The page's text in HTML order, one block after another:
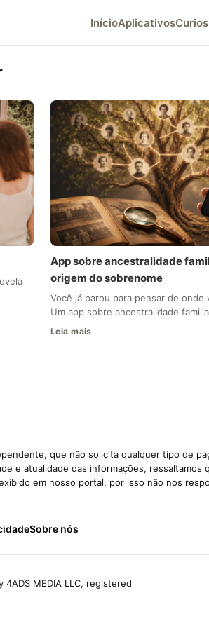
InícioAplicativos
App sobre ancestralidade
origem do sobrenome
Você já parou para pensar de onde
Um app sobre ancestralidade
Leia mais
que não solicita qualquer tipo de
e atualidade das informações,
em nosso portal, por isso não nos
Sobre nós
MEDIA LLC, registered